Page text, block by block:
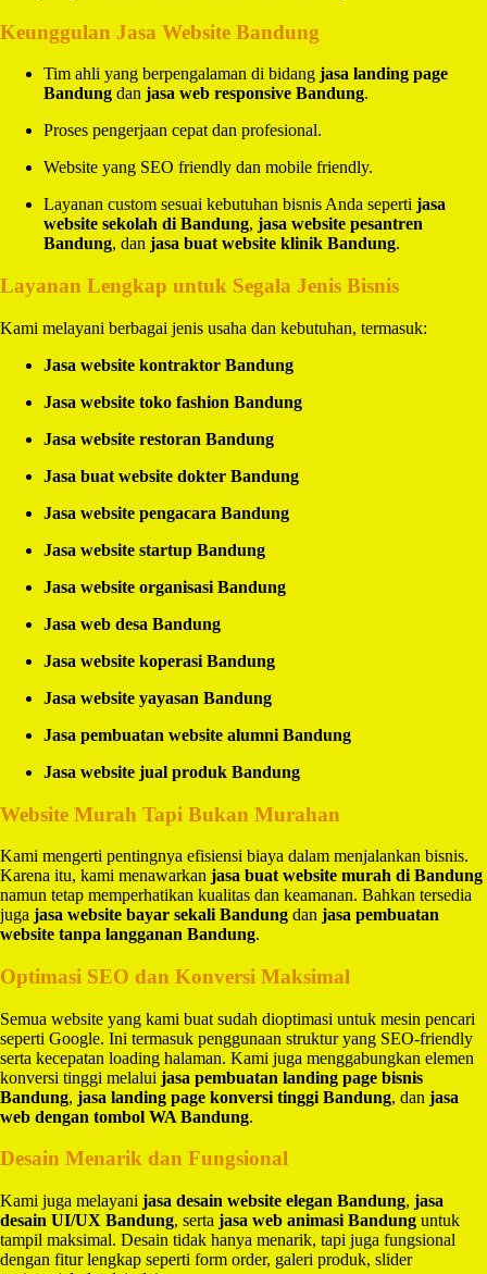
Keunggulan Jasa Website Bandung
Tim ahli yang berpengalaman di bidang jasa landing page
Bandung dan jasa web responsive Bandung.
Proses pengerjaan cepat dan profesional.
Website yang SEO friendly dan mobile friendly.
Layanan custom sesuai kebutuhan bisnis Anda seperti jasa
website sekolah di Bandung, jasa website pesantren
Bandung, dan jasa buat website klinik Bandung.
Layanan Lengkap untuk Segala Jenis Bisnis
Kami melayani berbagai jenis usaha dan kebutuhan, termasuk:
Jasa website kontraktor Bandung
Jasa website toko fashion Bandung
Jasa website restoran Bandung
Jasa buat website dokter Bandung
Jasa website pengacara Bandung
Jasa website startup Bandung
Jasa website organisasi Bandung
Jasa web desa Bandung
Jasa website koperasi Bandung
Jasa website yayasan Bandung
Jasa pembuatan website alumni Bandung
Jasa website jual produk Bandung
Website Murah Tapi Bukan Murahan
Kami mengerti pentingnya efisiensi biaya dalam menjalankan bisnis.
Karena itu, kami menawarkan jasa buat website murah di Bandung
namun tetap memperhatikan kualitas dan keamanan. Bahkan tersedia
juga jasa website bayar sekali Bandung dan jasa pembuatan
website tanpa langganan Bandung.
Optimasi SEO dan Konversi Maksimal
Semua website yang kami buat sudah dioptimasi untuk mesin pencari
seperti Google. Ini termasuk penggunaan struktur yang SEO-friendly
serta kecepatan loading halaman. Kami juga menggabungkan elemen
konversi tinggi melalui jasa pembuatan landing page bisnis
Bandung, jasa landing page konversi tinggi Bandung, dan jasa
web dengan tombol WA Bandung.
Desain Menarik dan Fungsional
Kami juga melayani jasa desain website elegan Bandung, jasa
desain UI/UX Bandung, serta jasa web animasi Bandung untuk
tampil maksimal. Desain tidak hanya menarik, tapi juga fungsional
dengan fitur lengkap seperti form order, galeri produk, slider